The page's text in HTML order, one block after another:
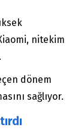
nitekim
dönem
sağlıyor.